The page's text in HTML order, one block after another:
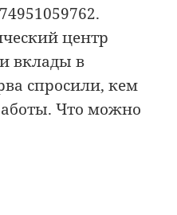
центр
вклады в
спросили, кем
Что можно